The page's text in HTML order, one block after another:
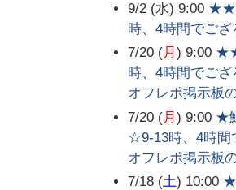
9/2 (水) 9:00 ★★
時、4時間でござ
7/20 (月 ) 9:00 ★★
時、4時間でござ
オフレポ掲示板
7/20 (月 ) 9:00 ★
☆9-13時、4時間
オフレポ掲示板
7/18 (土) 10:00